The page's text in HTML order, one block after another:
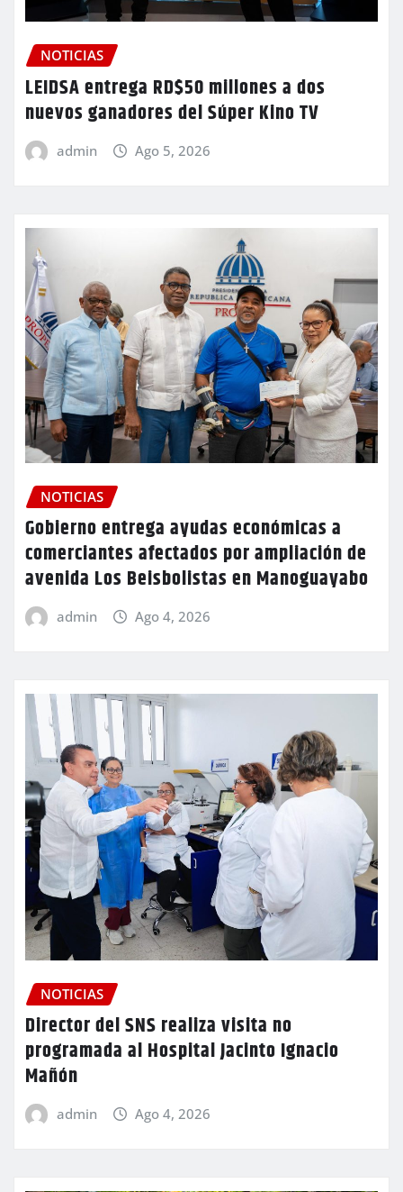
NOTICIAS
LEIDSA entrega RD$50 millones a dos
nuevos ganadores del Súper Kino TV
admin Ago 5, 2026
NOTICIAS
Gobierno entrega ayudas económicas a
comerciantes afectados por ampliación de
avenida Los Beisbolistas en Manoguayabo
admin Ago 4, 2026
NOTICIAS
Director del SNS realiza visita no
programada al Hospital Jacinto Ignacio
Mañón
admin Ago 4, 2026